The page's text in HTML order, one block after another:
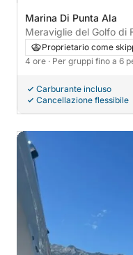
Marina Di Punta Ala
Meraviglie del Golfo di
Proprietario come
4 ore · Per gruppi fino a 6
Carburante incluso
Cancellazione flessibile